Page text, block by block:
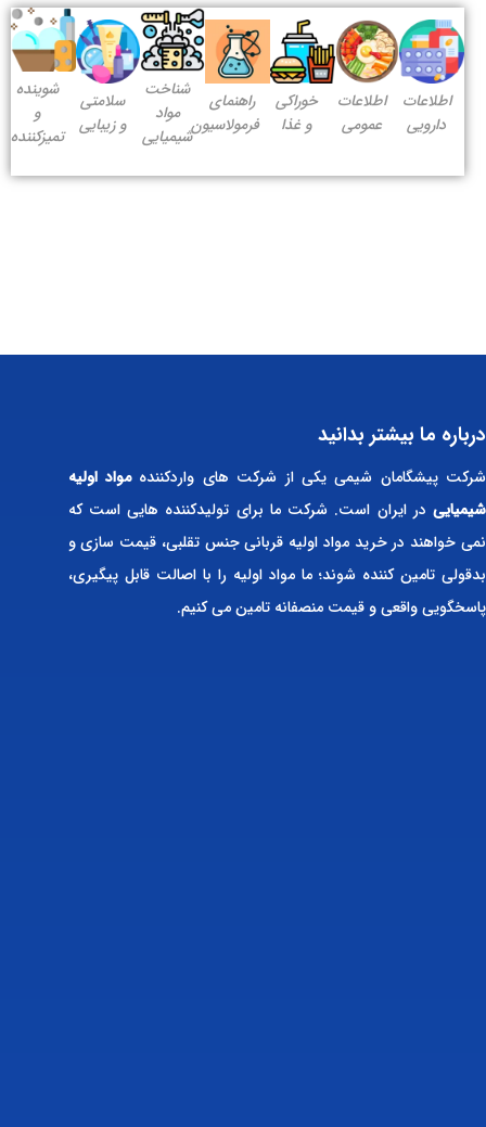
اطلاعات
دارویی
اطلاعات
عمومی
خوراکی
و غذا
راهنمای
فرمولاسیون
شناخت
مواد
شیمیایی
سلامتی
و زیبایی
شوینده
و
تمیزکننده
درباره ما بیشتر بدانید
شرکت پیشگامان شیمی یکی از شرکت های واردکنندهمواد اولیه
شیمیایی در ایران است. شرکت ما برای تولیدکننده هایی است که
نمی خواهند در خرید مواد اولیه قربانی جنس تقلبی، قیمت سازی و
بدقولی تامین کننده شوند؛ ما مواد اولیه را با اصالت قابل پیگیری،
پاسخگویی واقعی و قیمت منصفانه تامین می کنیم.